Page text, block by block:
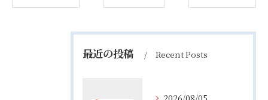
最近の投稿 Recent Posts